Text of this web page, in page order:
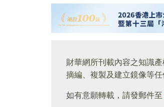
財華網所刊載內容之知識
摘編、複製及建立鏡像等任
如有意願轉載，請發郵件至